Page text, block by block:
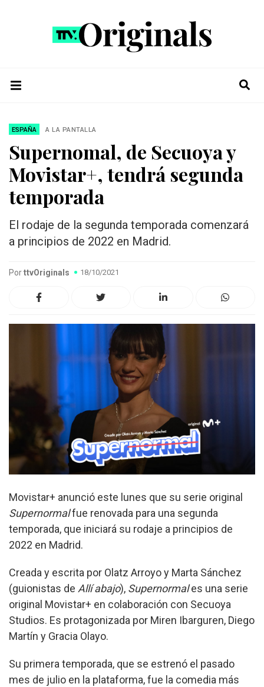
ESPAÑA A LA PANTALLA
Supernomal, de Secuoya y
Movistar+, tendrá segunda
temporada
El rodaje de la segunda temporada comenzará
a principios de 2022 en Madrid.
PorttvOriginals 18/10/2021
Movistar+ anunció este lunes que su serie original
Supernormalfue renovada para una segunda
temporada, que iniciará su rodaje a principios de
2022 en Madrid.
Creada y escrita por Olatz Arroyo y Marta Sánchez
(guionistas de Allí abajo), Supernormales una serie
original Movistar+ en colaboración con Secuoya
Studios. Es protagonizada por Miren Ibarguren, Diego
Martín y Gracia Olayo.
Su primera temporada, que se estrenó el pasado
mes de julio en la plataforma, fue la comedia más